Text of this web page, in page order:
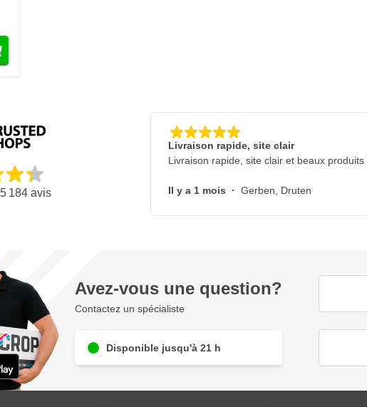
5 184 avis
Livraison rapide, site clair
Livraison rapide, site clair et beaux produits
Il y a 1 mois · Gerben, Druten
Avez-vous une question?
Contactez un spécialiste
Disponible jusqu'à 21 h